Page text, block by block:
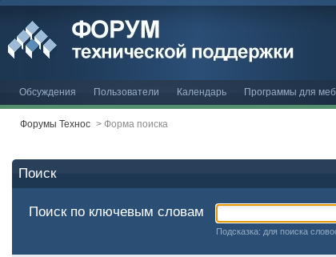
Обсуждения Пользователи Календарь Программы для
Форумы Технос > Форма поиска
Поиск
Поиск по ключевым словам
Подсказка: для поиска